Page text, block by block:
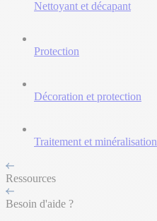
Nettoyant et décapant
Protection
Décoration et protection
Traitement et minéralisation
Ressources
Besoin d'aide ?